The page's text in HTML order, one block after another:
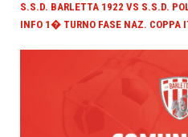
S.S.D. BARLETTA 1922 VS S.S.D.
INFO 1� TURNO FASE NAZ. COPPA